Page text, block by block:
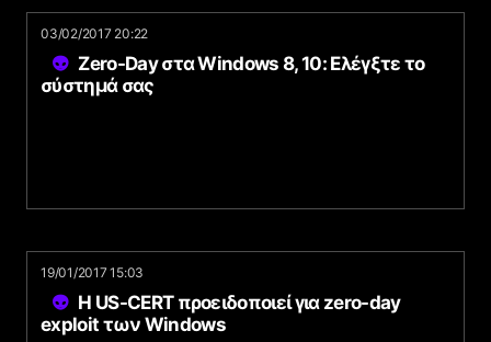
03/02/2017 20:22
Zero-Day στα Windows 8, 10: Ελέγξτε το
σύστημά σας
19/01/2017 15:03
Η US-CERT προειδοποιεί για zero-day
exploit των Windows